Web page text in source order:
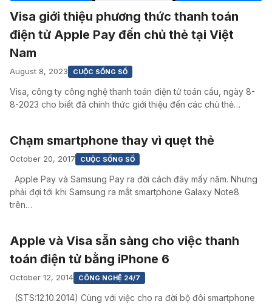
Visa giới thiệu phương thức thanh toán
điện tử Apple Pay đến chủ thẻ tại Việt
Nam
August 8, 2023 CUỘC SỐNG SỐ
Visa, công ty công nghệ thanh toán điện tử toán cầu, ngày 8-
8-2023 cho biết đã chính thức giới thiệu đến các chủ thẻ…
Chạm smartphone thay vì quẹt thẻ
October 20, 2017 CUỘC SỐNG SỐ
Apple Pay và Samsung Pay ra đời cách đây mấy năm. Nhưng
phải đợi tới khi Samsung ra mắt smartphone Galaxy Note8
trên…
Apple và Visa sẵn sàng cho việc thanh
toán điện tử bằng iPhone 6
October 12, 2014 CÔNG NGHỆ 24/7
(STS:12.10.2014) Cùng với việc cho ra đời bộ đôi smartphone